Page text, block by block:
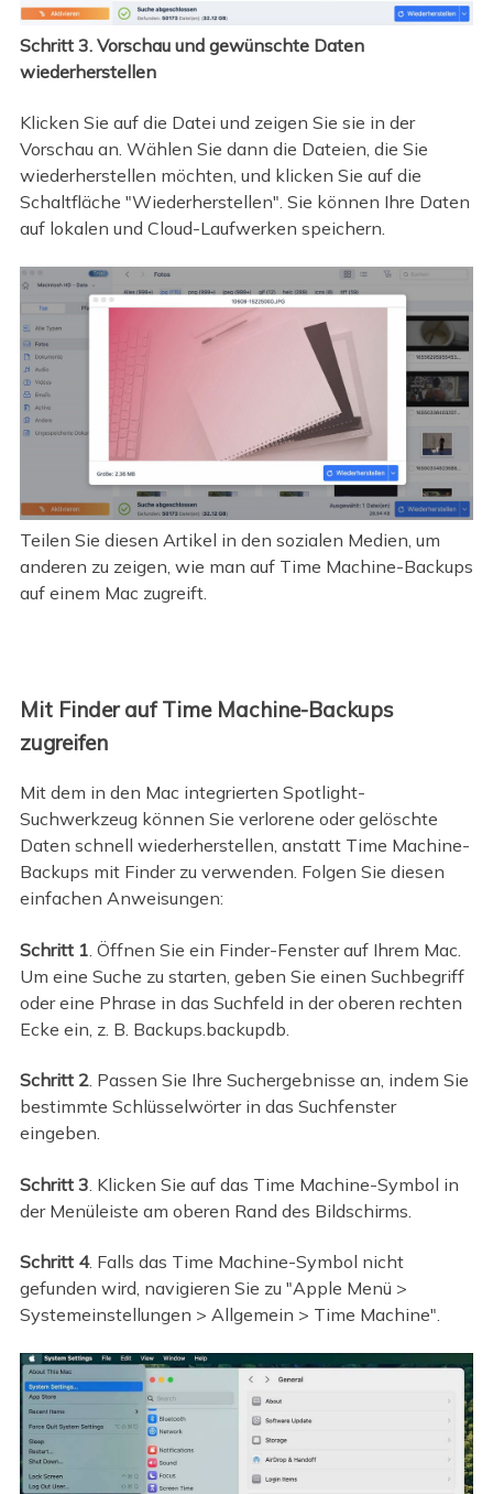
Schritt 3. Vorschau und gewünschte Daten
wiederherstellen
Klicken Sie auf die Datei und zeigen Sie sie in der
Vorschau an. Wählen Sie dann die Dateien, die Sie
wiederherstellen möchten, und klicken Sie auf die
Schaltfläche "Wiederherstellen". Sie können Ihre Daten
auf lokalen und Cloud-Laufwerken speichern.
Teilen Sie diesen Artikel in den sozialen Medien, um
anderen zu zeigen, wie man auf Time Machine-Backups
auf einem Mac zugreift.
Mit Finder auf Time Machine-Backups
zugreifen
Mit dem in den Mac integrierten Spotlight-
Suchwerkzeug können Sie verlorene oder gelöschte
Daten schnell wiederherstellen, anstatt Time Machine-
Backups mit Finder zu verwenden. Folgen Sie diesen
einfachen Anweisungen:
Schritt 1 . Öffnen Sie ein Finder-Fenster auf Ihrem Mac.
Um eine Suche zu starten, geben Sie einen Suchbegriff
oder eine Phrase in das Suchfeld in der oberen rechten
Ecke ein, z. B. Backups.backupdb.
Schritt 2. Passen Sie Ihre Suchergebnisse an, indem Sie
bestimmte Schlüsselwörter in das Suchfenster
eingeben.
Schritt 3 . Klicken Sie auf das Time Machine-Symbol in
der Menüleiste am oberen Rand des Bildschirms.
Schritt 4. Falls das Time Machine-Symbol nicht
gefunden wird, navigieren Sie zu "Apple Menü >
Systemeinstellungen > Allgemein > Time Machine".